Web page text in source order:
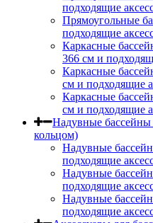
подходящие
Прямоугольные
подходящие
Каркасные
366 см и
Каркасные
cм и подходящие
Каркасные
см и подходящие
Надувные
кольцом)
Надувные
подходящие
Надувные
подходящие
Надувные
подходящие